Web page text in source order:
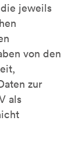
jeweils
von den
zur
als